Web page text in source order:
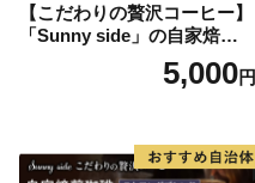
【こだわりの贅沢コーヒー】
「Sunny side」の自家焙煎珈
琲こまきブレンド（100g）
5,000円